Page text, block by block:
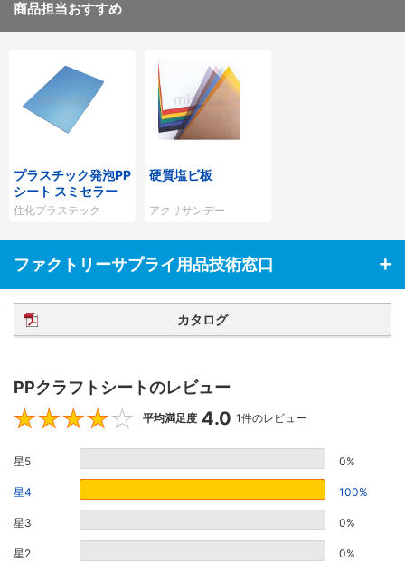
商品担当おすすめ
プラスチック発泡PP
シート スミセラー
住化プラステック
硬質塩ビ板
アクリサンデー
ファクトリーサプライ用品技術窓口
カタログ
PPクラフトシートのレビュー
4
平均満足度 4.0 1件のレビュー
星5 0%
星4 100%
星3 0%
星2 0%